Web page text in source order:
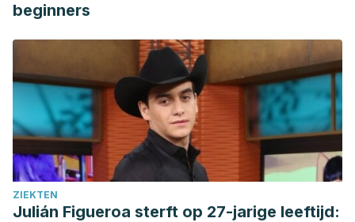
beginners
ZIEKTEN
Julián Figueroa sterft op 27-jarige leeftijd: